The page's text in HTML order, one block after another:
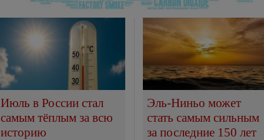
Июль в России стал
самым тёплым за всю
историю
Эль-Ниньо может
стать самым сильным
за последние 150 лет